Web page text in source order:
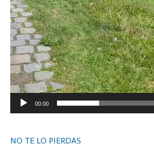
00:00
NO TE LO PIERDAS